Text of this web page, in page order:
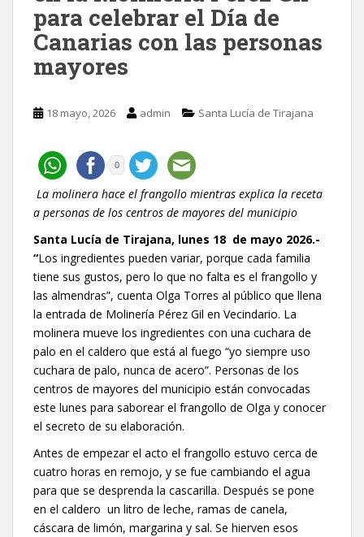
para celebrar el Día de
Canarias con las personas
mayores
18 mayo, 2026 admin Santa Lucía de Tirajana
0
La molinera hace el frangollo mientras explica la receta
a personas de los centros de mayores del municipio
Santa Lucía de Tirajana, lunes 18 de mayo 2026.-
“Los ingredientes pueden variar, porque cada familia
tiene sus gustos, pero lo que no falta es el frangollo y
las almendras”, cuenta Olga Torres al público que llena
la entrada de Molinería Pérez Gil en Vecindario. La
molinera mueve los ingredientes con una cuchara de
palo en el caldero que está al fuego “yo siempre uso
cuchara de palo, nunca de acero”. Personas de los
centros de mayores del municipio están convocadas
este lunes para saborear el frangollo de Olga y conocer
el secreto de su elaboración.
Antes de empezar el acto el frangollo estuvo cerca de
cuatro horas en remojo, y se fue cambiando el agua
para que se desprenda la cascarilla. Después se pone
en el caldero un litro de leche, ramas de canela,
cáscara de limón, margarina y sal. Se hierven esos